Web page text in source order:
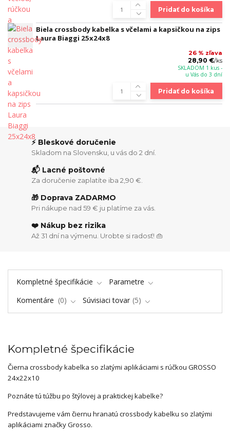
Pridať do košíka
Biela crossbody kabelka s včelami a kapsičkou na zips
Laura Biaggi 25x24x8
26 % zľava
28,90 €/ks
SKLADOM 1 kus -
u Vás do 3 dní
Pridať do košíka
⚡ Bleskové doručenie
Skladom na Slovensku, u vás do 2 dní.
📬 Lacné poštovné
Za doručenie zaplatíte iba 2,90 €.
🎁 Doprava ZADARMO
Pri nákupe nad 59 € ju platíme za vás.
❤️ Nákup bez rizika
Až 31 dní na výmenu. Urobte si radosť! 👜
Kompletné špecifikácie
Parametre
Komentáre
0 Súvisiaci tovar 5
Kompletné špecifikácie
Čierna crossbody kabelka so zlatými aplikáciami s rúčkou GROSSO
24x22x10
Poznáte tú túžbu po štýlovej a praktickej kabelke?
Predstavujeme vám čiernu hranatú crossbody kabelku so zlatými
aplikáciami značky Grosso.